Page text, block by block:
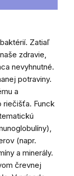
Zatiaľ
zdravie,
nevyhnutné.
potraviny.
a
riečišťa. Funck
(napr.
a minerály.
črevnej